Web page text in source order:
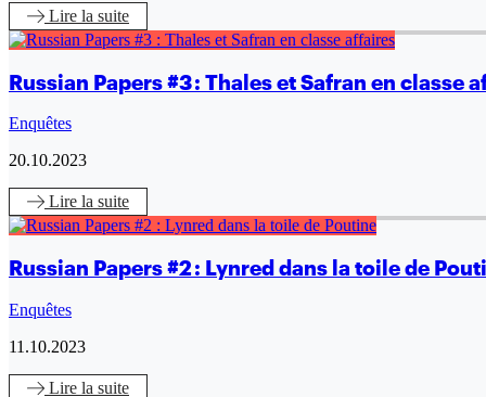
Lire la suite
Russian Papers #3 : Thales et Safran en classe
Enquêtes
20.10.2023
Lire la suite
Russian Papers #2 : Lynred dans la toile de
Enquêtes
11.10.2023
Lire la suite